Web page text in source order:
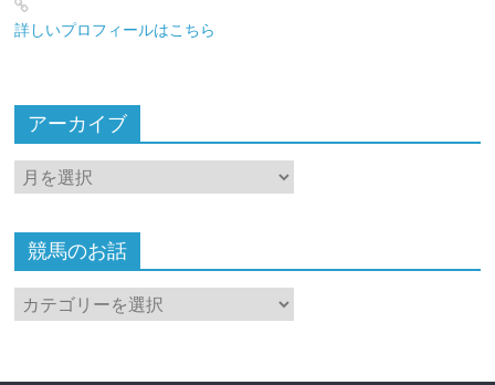
詳しいプロフィールはこちら
アーカイブ
ア
ー
イ
ブ
競馬のお話
競
馬